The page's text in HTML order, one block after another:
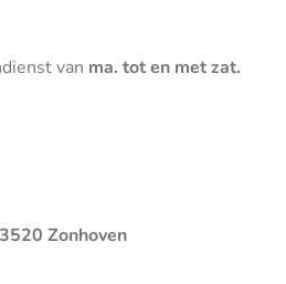
van ma. tot en met zat.
Zonhoven